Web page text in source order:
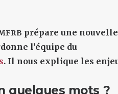
prépare une
l’équipe du
. Il nous explique les
quelques mots ?